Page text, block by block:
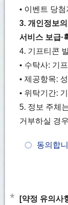
• 이벤트 당
3. 개인정보
서비스 보급·
4. 기프티콘
• 수탁사: 기
• 제공항목:
• 위탁기간:
5. 정보 주체
거부하실 경
동의합
*
[약정 유의사